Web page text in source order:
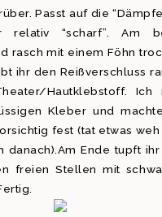
Passt auf die
relativ “scharf”. Am
rasch mit einem Föhn
ihr den Reißverschluss
Hautklebstoff. Ich
Kleber und
fest (tat etwas
danach).Am Ende tupft
freien Stellen mit